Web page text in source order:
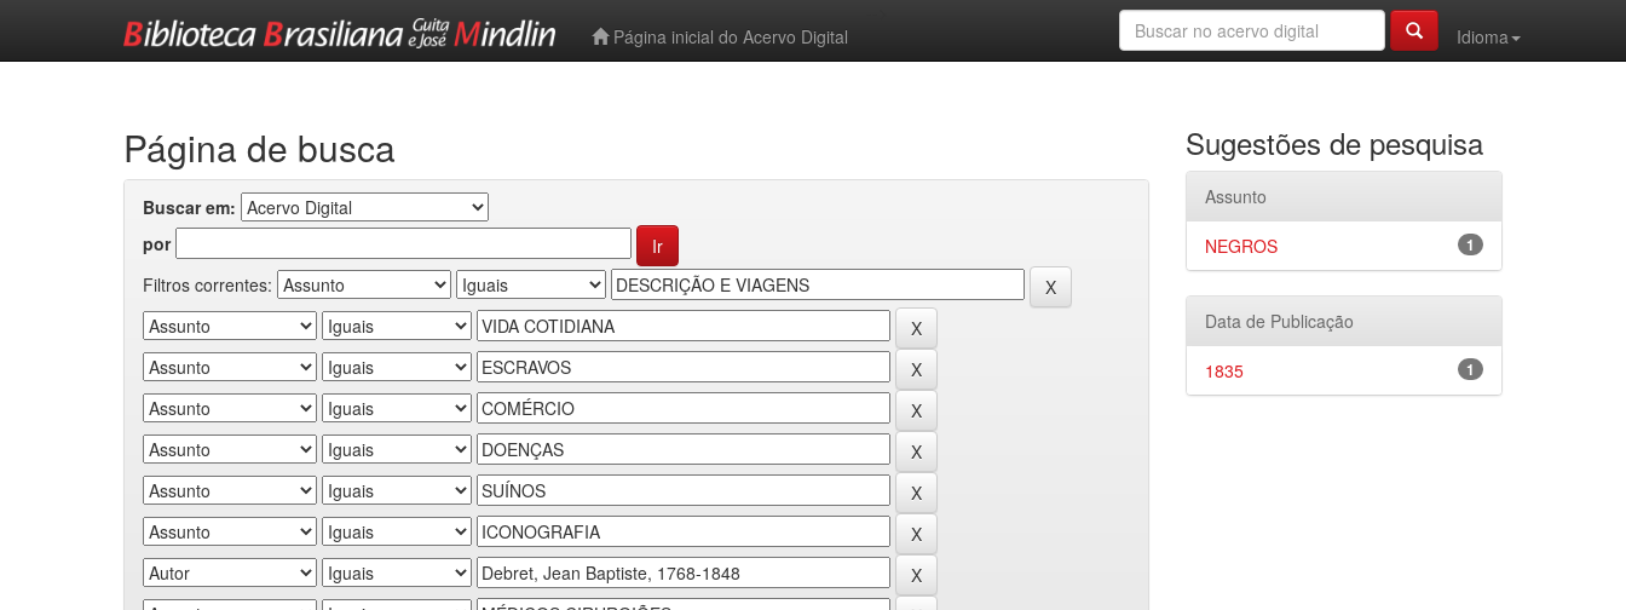
Página inicial do Acervo Digital
Idioma
Página de busca
Buscar em:
por
Filtros correntes:
Sugestões de pesquisa
Assunto
1
NEGROS
Data de Publicação
1
1835